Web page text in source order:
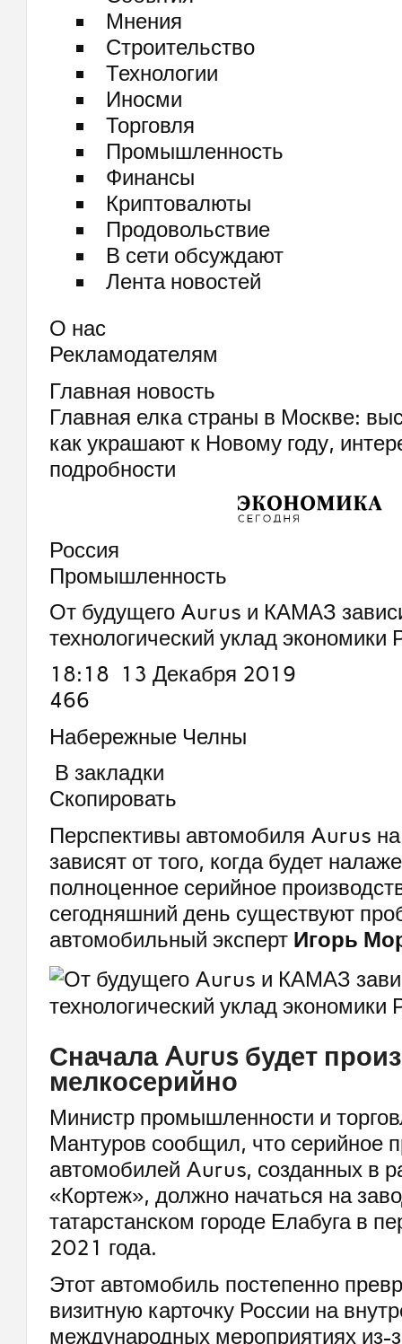
Мнения
Строительство
Технологии
Иносми
Торговля
Промышленность
Финансы
Криптовалюты
Продовольствие
В сети обсуждают
Лента новостей
О нас
Рекламодателям
Главная новость
Главная елка страны в Москве:
как украшают к Новому году,
подробности
Россия
Промышленность
От будущего Aurus и КАМАЗ
технологический уклад экономики
18:18 13 Декабря 2019
466
Набережные Челны
В закладки
Скопировать
Перспективы автомобиля Aurus
зависят от того, когда будет
полноценное серийное
сегодняшний день существуют
автомобильный эксперт Игорь
Сначала Aurus будет
мелкосерийно
Министр промышленности и
Мантуров сообщил, что серийное
автомобилей Aurus, созданных в
«Кортеж», должно начаться на
татарстанском городе Елабуга в
2021 года.
Этот автомобиль постепенно
визитную карточку России на
международных мероприятиях из-